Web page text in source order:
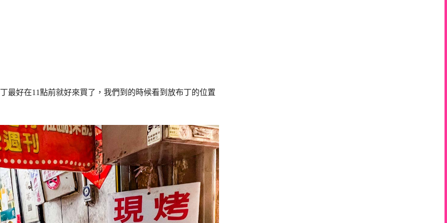
最好在11點前就好來買了，我們到的時候看到放布丁的位置